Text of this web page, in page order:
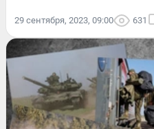
29 сентября, 2023, 09:00 631